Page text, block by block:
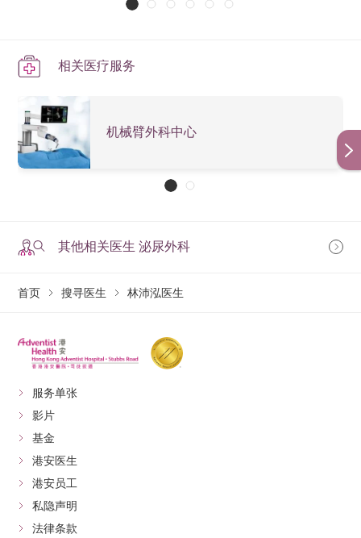
相关医疗服务
机械臂外科中心
其他相关医生 泌尿外科
首页 搜寻医生 林沛泓医生
服务单张
影片
基金
港安医生
港安员工
私隐声明
法律条款